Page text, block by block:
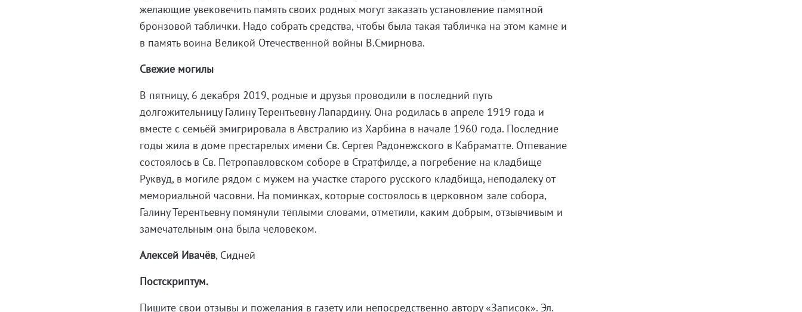
желающие увековечить память своих родных могут заказать установление памятной
бронзовой таблички. Надо собрать средства, чтобы была такая табличка на этом камне и
в память воина Великой Отечественной войны В.Смирнова.
Свежие могилы
В пятницу, 6 декабря 2019, родные и друзья проводили в последний путь
долгожительницу Галину Терентьевну Лапардину. Она родилась в апреле 1919 года и
вместе с семьёй эмигрировала в Австралию из Харбина в начале 1960 года. Последние
годы жила в доме престарелых имени Св. Сергея Радонежского в Кабраматте. Отпевание
состоялось в Св. Петропавловском соборе в Стратфилде, а погребение на кладбище
Руквуд, в могиле рядом с мужем на участке старого русского кладбища, неподалеку от
мемориальной часовни. На поминках, которые состоялось в церковном зале собора,
Галину Терентьевну помянули тёплыми словами, отметили, каким добрым, отзывчивым и
замечательным она была человеком.
Алексей Ивачёв, Сидней
Постскриптум.
Пишите свои отзывы и пожелания в газету или непосредственно автору «Записок». Эл.